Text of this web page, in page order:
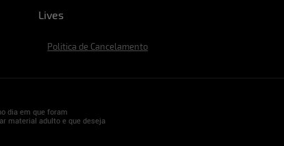
Lives
Politica de Cancelamento
dia em que foram
material adulto e que deseja